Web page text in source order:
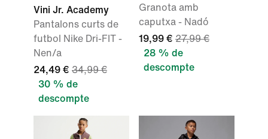
Vini Jr. Academy
Pantalons curts de
futbol Nike Dri-FIT -
Nen/a
24,49 € 34,99 €
30 % de
descompte
Granota amb
caputxa - Nadó
19,99 € 27,99 €
28 % de
descompte